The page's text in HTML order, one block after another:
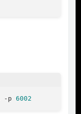
-p 6002